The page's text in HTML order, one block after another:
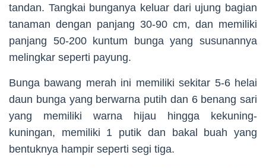
tandan. Tangkai bunganya keluar dari ujung bagian
tanaman dengan panjang 30-90 cm, dan memiliki
panjang 50-200 kuntum bunga yang susunannya
melingkar seperti payung.
Bunga bawang merah ini memiliki sekitar 5-6 helai
daun bunga yang berwarna putih dan 6 benang sari
yang memiliki warna hijau hingga kekuning-
kuningan, memiliki 1 putik dan bakal buah yang
bentuknya hampir seperti segi tiga.